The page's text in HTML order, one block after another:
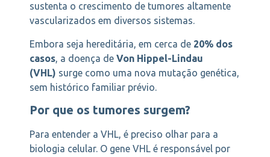
sustenta o crescimento de tumores altamente
vascularizados em diversos sistemas.
Embora seja hereditária, em cerca de 20% dos
casos, a doença de Von Hippel-Lindau
(VHL) surge como uma nova mutação genética,
sem histórico familiar prévio.
Por que os tumores surgem?
Para entender a VHL, é preciso olhar para a
biologia celular. O gene VHL é responsável por